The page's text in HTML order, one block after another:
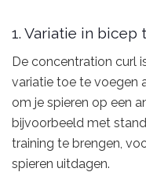
1. Variatie in bicep
De concentration curl
variatie toe te voegen
om je spieren op een
bijvoorbeeld met
training te brengen,
spieren uitdagen.